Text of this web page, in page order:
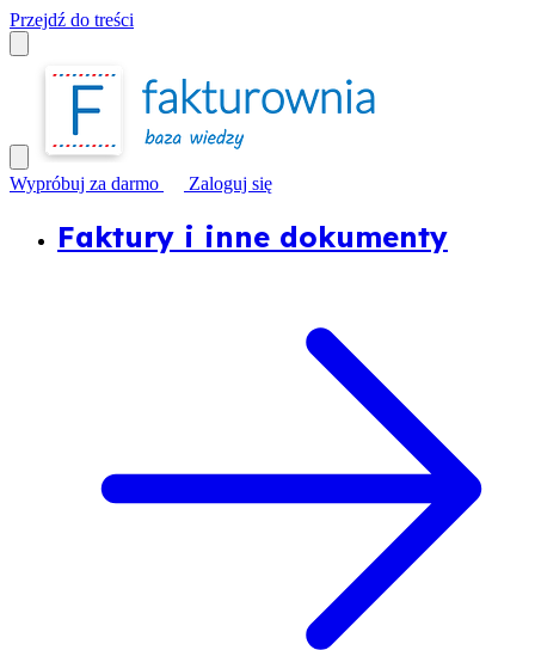
Przejdź do treści
Wypróbuj za darmo Zaloguj się
Faktury i inne dokumenty